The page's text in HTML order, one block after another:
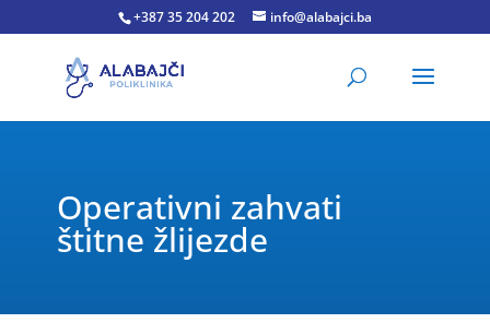
+387 35 204 202 info@alabajci.ba
Operativni zahvati
štitne žlijezde